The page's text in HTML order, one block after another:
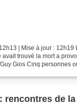
| Mise à jour : 12h19
avait trouvé la mort a
Gios Cinq personnes
rencontres de